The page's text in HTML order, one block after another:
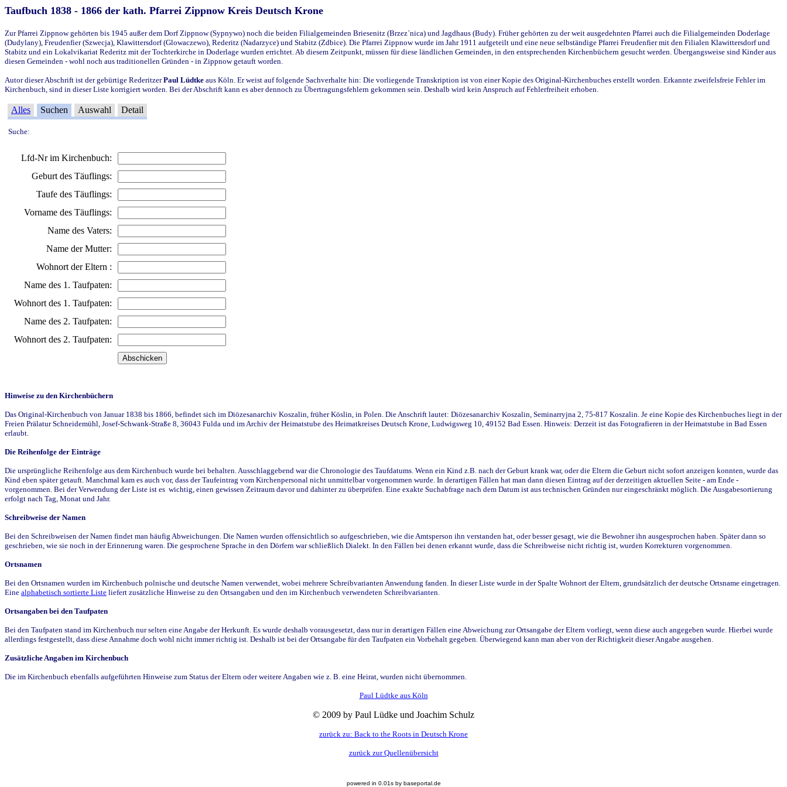
Taufbuch 1838 - 1866 der kath. Pfarrei Zippnow Kreis Deutsch Krone
Zur Pfarrei Zippnow gehörten bis 1945 außer dem Dorf Zippnow (Sypnywo) noch die beiden Filialgemeinden Briesenitz (Brzez`nica) und Jagdhaus (Budy). Früher gehörten zu der weit ausgedehnten Pfarrei auch die Filialgemeinden Doderlage
(Dudylany), Freudenfier (Szwecja), Klawittersdorf (Glowaczewo), Rederitz (Nadarzyce) und Stabitz (Zdbice). Die Pfarrei Zippnow wurde im Jahr 1911 aufgeteilt und eine neue selbständige Pfarrei Freudenfier mit den Filialen Klawittersdorf und
Stabitz und ein Lokalvikariat Rederitz mit der Tochterkirche in Doderlage wurden errichtet. Ab diesem Zeitpunkt, müssen für diese ländlichen Gemeinden, in den entsprechenden Kirchenbüchern gesucht werden. Übergangsweise sind Kinder aus
diesen Gemeinden - wohl noch aus traditionellen Gründen - in Zippnow getauft worden.
Autor dieser Abschrift ist der gebürtige RederitzerPaul Lüdtke aus Köln. Er weist auf folgende Sachverhalte hin: Die vorliegende Transkription ist von einer Kopie des Original-Kirchenbuches erstellt worden. Erkannte zweifelsfreie Fehler im
Kirchenbuch, sind in dieser Liste korrigiert worden. Bei der Abschrift kann es aber dennoch zu Übertragungsfehlern gekommen sein. Deshalb wird kein Anspruch auf Fehlerfreiheit erhoben.
Alles Suchen Auswahl Detail
Suche:
Lfd-Nr im Kirchenbuch:
Geburt des Täuflings:
Taufe des Täuflings:
Vorname des Täuflings:
Name des Vaters:
Name der Mutter:
Wohnort der Eltern :
Name des 1. Taufpaten:
Wohnort des 1. Taufpaten:
Name des 2. Taufpaten:
Wohnort des 2. Taufpaten:
Hinweise zu den Kirchenbüchern
Das Original-Kirchenbuch von Januar 1838 bis 1866, befindet sich im Diözesanarchiv Koszalin, früher Köslin, in Polen. Die Anschrift lautet: Diözesanarchiv Koszalin, Seminarryjna 2, 75-817 Koszalin. Je eine Kopie des Kirchenbuches liegt in der
Freien Prälatur Schneidemühl, Josef-Schwank-Straße 8, 36043 Fulda und im Archiv der Heimatstube des Heimatkreises Deutsch Krone, Ludwigsweg 10, 49152 Bad Essen. Hinweis: Derzeit ist das Fotografieren in der Heimatstube in Bad Essen
erlaubt.
Die Reihenfolge der Einträge
Die ursprüngliche Reihenfolge aus dem Kirchenbuch wurde bei behalten. Ausschlaggebend war die Chronologie des Taufdatums. Wenn ein Kind z.B. nach der Geburt krank war, oder die Eltern die Geburt nicht sofort anzeigen konnten, wurde das
Kind eben später getauft. Manchmal kam es auch vor, dass der Taufeintrag vom Kirchenpersonal nicht unmittelbar vorgenommen wurde. In derartigen Fällen hat man dann diesen Eintrag auf der derzeitigen aktuellen Seite - am Ende -
vorgenommen. Bei der Verwendung der Liste ist es wichtig, einen gewissen Zeitraum davor und dahinter zu überprüfen. Eine exakte Suchabfrage nach dem Datum ist aus technischen Gründen nur eingeschränkt möglich. Die Ausgabesortierung
erfolgt nach Tag, Monat und Jahr.
Schreibweise der Namen
Bei den Schreibweisen der Namen findet man häufig Abweichungen. Die Namen wurden offensichtlich so aufgeschrieben, wie die Amtsperson ihn verstanden hat, oder besser gesagt, wie die Bewohner ihn ausgesprochen haben. Später dann so
geschrieben, wie sie noch in der Erinnerung waren. Die gesprochene Sprache in den Dörfern war schließlich Dialekt. In den Fällen bei denen erkannt wurde, dass die Schreibweise nicht richtig ist, wurden Korrekturen vorgenommen.
Ortsnamen
Bei den Ortsnamen wurden im Kirchenbuch polnische und deutsche Namen verwendet, wobei mehrere Schreibvarianten Anwendung fanden. In dieser Liste wurde in der Spalte Wohnort der Eltern, grundsätzlich der deutsche Ortsname eingetragen.
Eine alphabetisch sortierte Liste liefert zusätzliche Hinweise zu den Ortsangaben und den im Kirchenbuch verwendeten Schreibvarianten.
Ortsangaben bei den Taufpaten
Bei den Taufpaten stand im Kirchenbuch nur selten eine Angabe der Herkunft. Es wurde deshalb vorausgesetzt, dass nur in derartigen Fällen eine Abweichung zur Ortsangabe der Eltern vorliegt, wenn diese auch angegeben wurde. Hierbei wurde
allerdings festgestellt, dass diese Annahme doch wohl nicht immer richtig ist. Deshalb ist bei der Ortsangabe für den Taufpaten ein Vorbehalt gegeben. Überwiegend kann man aber von der Richtigkeit dieser Angabe ausgehen.
Zusätzliche Angaben im Kirchenbuch
Die im Kirchenbuch ebenfalls aufgeführten Hinweise zum Status der Eltern oder weitere Angaben wie z. B. eine Heirat, wurden nicht übernommen.
Paul Lüdtke aus Köln
© 2009 by Paul Lüdke und Joachim Schulz
zurück zu: Back to the Roots in Deutsch Krone
zurück zur Quellenübersicht
powered in 0.01s by baseportal.de